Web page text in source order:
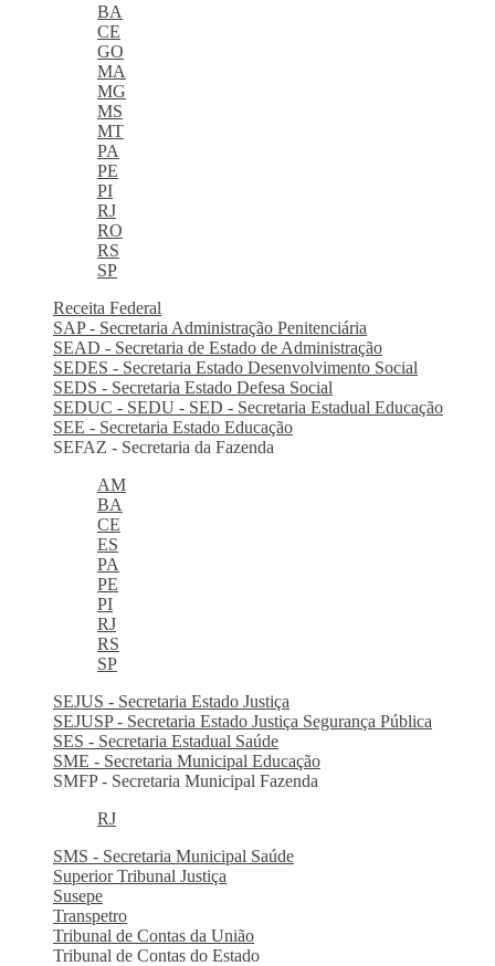
BA
CE
GO
MA
MG
MS
MT
PA
PE
PI
RJ
RO
RS
SP
Receita Federal
SAP - Secretaria Administração Penitenciária
SEAD - Secretaria de Estado de Administração
SEDES - Secretaria Estado Desenvolvimento Social
SEDS - Secretaria Estado Defesa Social
SEDUC - SEDU - SED - Secretaria Estadual Educação
SEE - Secretaria Estado Educação
SEFAZ - Secretaria da Fazenda
AM
BA
CE
ES
PA
PE
PI
RJ
RS
SP
SEJUS - Secretaria Estado Justiça
SEJUSP - Secretaria Estado Justiça Segurança Pública
SES - Secretaria Estadual Saúde
SME - Secretaria Municipal Educação
SMFP - Secretaria Municipal Fazenda
RJ
SMS - Secretaria Municipal Saúde
Superior Tribunal Justiça
Susepe
Transpetro
Tribunal de Contas da União
Tribunal de Contas do Estado